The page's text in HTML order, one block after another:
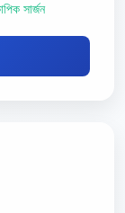
সার্জন